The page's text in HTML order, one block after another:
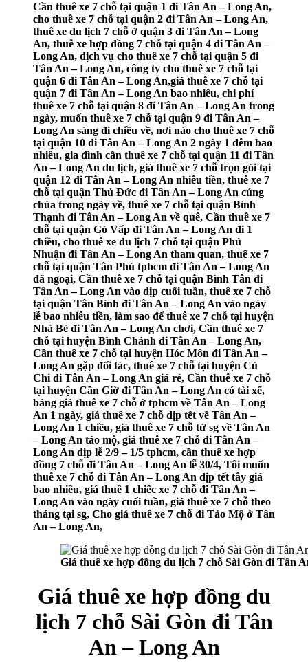
Cần thuê xe 7 chỗ tại quận 1 đi Tân An – Long An,
cho thuê xe 7 chỗ tại quận 2 đi Tân An – Long An,
thuê xe du lịch 7 chỗ ở quận 3 đi Tân An – Long
An, thuê xe hợp đồng 7 chỗ tại quận 4 đi Tân An –
Long An, dịch vụ cho thuê xe 7 chỗ tại quận 5 đi
Tân An – Long An, công ty cho thuê xe 7 chỗ tại
quận 6 đi Tân An – Long An,giá thuê xe 7 chỗ tại
quận 7 đi Tân An – Long An bao nhiêu, chi phí
thuê xe 7 chỗ tại quận 8 đi Tân An – Long An trong
ngày, muốn thuê xe 7 chỗ tại quận 9 đi Tân An –
Long An sáng đi chiều về, nơi nào cho thuê xe 7 chỗ
tại quận 10 đi Tân An – Long An 2 ngày 1 đêm bao
nhiêu, gia đình cần thuê xe 7 chỗ tại quận 11 đi Tân
An – Long An du lịch, giá thuê xe 7 chỗ trọn gói tại
quận 12 đi Tân An – Long An nhiêu tiền, thuê xe 7
chỗ tại quận Thủ Đức đi Tân An – Long An cúng
chùa trong ngày về, thuê xe 7 chỗ tại quận Bình
Thạnh đi Tân An – Long An về quê, Cần thuê xe 7
chỗ tại quận Gò Vấp đi Tân An – Long An đi 1
chiều, cho thuê xe du lịch 7 chỗ tại quận Phú
Nhuận đi Tân An – Long An tham quan, thuê xe 7
chỗ tại quận Tân Phú tphcm đi Tân An – Long An
dã ngoại, Cần thuê xe 7 chỗ tại quận Bình Tân đi
Tân An – Long An vào dịp cuối tuần, thuê xe 7 chỗ
tại quận Tân Bình đi Tân An – Long An vào ngày
lễ bao nhiêu tiền, làm sao để thuê xe 7 chỗ tại huyện
Nhà Bè đi Tân An – Long An chơi, Cần thuê xe 7
chỗ tại huyện Bình Chánh đi Tân An – Long An,
Cần thuê xe 7 chỗ tại huyện Hóc Môn đi Tân An –
Long An gặp đối tác, thuê xe 7 chỗ tại huyện Củ
Chi đi Tân An – Long An giá rẻ, Cần thuê xe 7 chỗ
tại huyện Cần Giờ đi Tân An – Long An có tài xế,
bảng giá thuê xe 7 chỗ ở tphcm về Tân An – Long
An 1 ngày, giá thuê xe 7 chỗ dịp tết về Tân An –
Long An 1 chiều, giá thuê xe 7 chỗ từ sg về Tân An
– Long An tảo mộ, giá thuê xe 7 chỗ đi Tân An –
Long An dịp lễ 2/9 – 1/5 tphcm, cần thuê xe hợp
đồng 7 chỗ đi Tân An – Long An lễ 30/4, Tôi muốn
thuê xe 7 chỗ đi Tân An – Long An dịp tết tây giá
bao nhiêu, giá thuê 1 chiếc xe 7 chỗ đi Tân An –
Long An vào ngày cuối tuần, giá thuê xe 7 chỗ theo
tháng tại sg, Cho giá thuê xe 7 chỗ đi Tảo Mộ ở Tân
An – Long An,
Giá thuê xe hợp đồng du lịch 7 chỗ Sài Gòn đi Tân
Giá thuê xe hợp đồng du
lịch 7 chỗ Sài Gòn đi Tân
An – Long An